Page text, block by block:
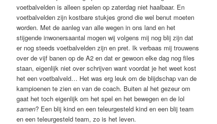
voetbalvelden is alleen spelen op zaterdag niet haalbaar. En
voetbalvelden zijn kostbare stukjes grond die wel benut moeten
worden. Met de aanleg van alle wegen in ons land en het
stijgende inwonersaantal mogen wij volgens mij nog blij zijn dat
er nog steeds voetbalvelden zijn en pret. Ik verbaas mij trouwens
over de vijf banen op de A2 en dat er gewoon elke dag nog files
staan, eigenlijk niet over schrijven want voordat je het weet kost
het een voetbalveld… Het was erg leuk om de blijdschap van de
kampioenen te zien en van de coach. Buiten al het gezeur om
gaat het toch eigenlijk om het spel en het bewegen en de lol
samen? Een blij kind en een teleurgesteld kind en een blij team
en een teleurgesteld team, zo is het leven.